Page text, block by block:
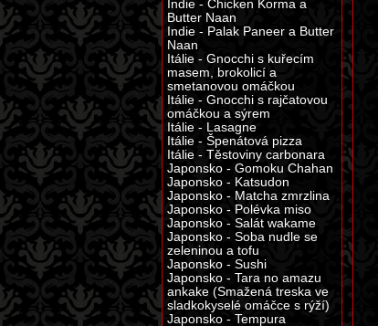
Indie - Chicken Korma a
Butter Naan
Indie - Palak Paneer a Butter
Naan
Itálie - Gnocchi s kuřecím
masem, brokolicí a
smetanovou omáčkou
Itálie - Gnocchi s rajčatovou
omáčkou a sýrem
Itálie - Lasagne
Itálie - Špenátová pizza
Itálie - Těstoviny carbonara
Japonsko - Gomoku Chahan
Japonsko - Katsudon
Japonsko - Matcha zmrzlina
Japonsko - Polévka miso
Japonsko - Salát wakame
Japonsko - Soba nudle se
zeleninou a tofu
Japonsko - Sushi
Japonsko - Tara no amazu
ankake (Smažená treska ve
sladkokyselé omáčce s rýží)
Japonsko - Tempura